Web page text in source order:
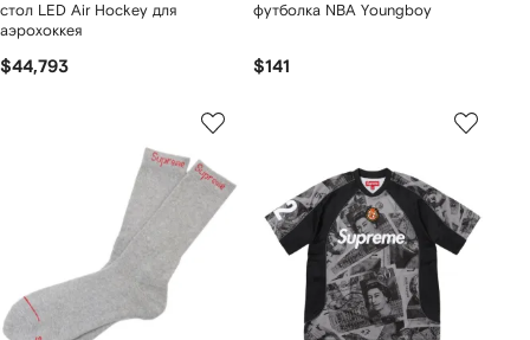
стол LED Air Hockey для
аэрохоккея
$44,793
футболка NBA Youngboy
$141